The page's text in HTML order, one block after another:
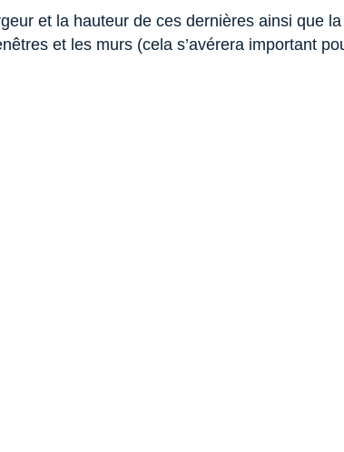
et la hauteur de ces dernières ainsi que
et les murs (cela s’avérera important